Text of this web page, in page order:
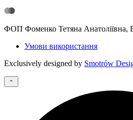
ФОП Фоменко Тетяна Анатоліївна,
Умови використання
Exclusively designed by Smotrów